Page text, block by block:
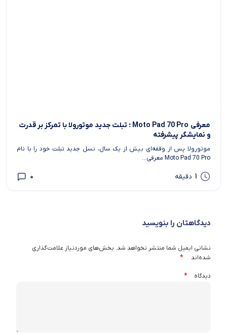
معرفی Moto Pad 70 Pro ؛ تبلت جدید موتورولا با تمرکز بر قدرت
و نمایشگر پیشرفته
موتورولا پس از وقفه‌ای بیش از یک سال، نسل جدید تبلت خود را با نام
Moto Pad 70 Pro معرفی...
1 دقیقه 0
دیدگاهتان را بنویسید
نشانی ایمیل شما منتشر نخواهد شد. بخش‌های موردنیاز علامت‌گذاری
شده‌اند
*
دیدگاه *